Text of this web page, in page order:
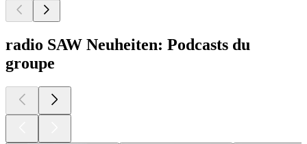
radio SAW Neuheiten: Podcasts du
groupe